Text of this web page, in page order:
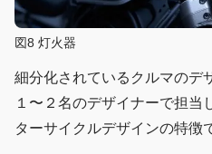
図8 灯火器
細分化されているクルマのデ
１〜２名のデザイナーで担当
ターサイクルデザインの特徴